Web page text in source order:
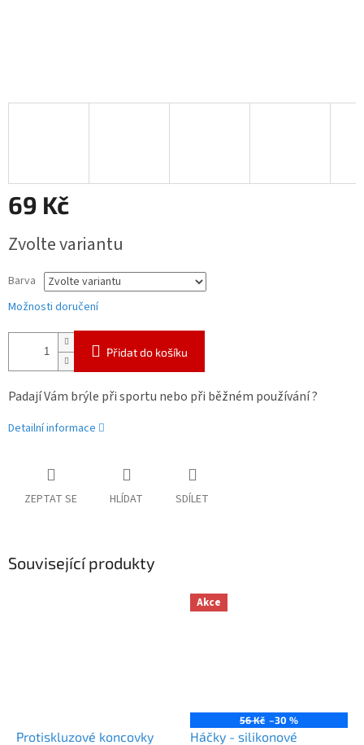
69 Kč
cena:
Zvolte variantu
Barva
Možnosti doručení
Přidat do košíku
Padají Vám brýle při sportu nebo při běžném používání ?
Detailní informace
ZEPTAT SE HLÍDAT SDÍLET
Související produkty
Protiskluzové koncovky
Akce
56 Kč –30 %
Háčky - silikonové